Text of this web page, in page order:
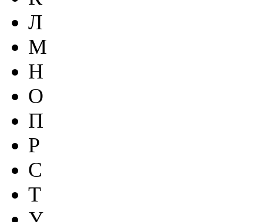
Л
М
Н
О
П
Р
С
Т